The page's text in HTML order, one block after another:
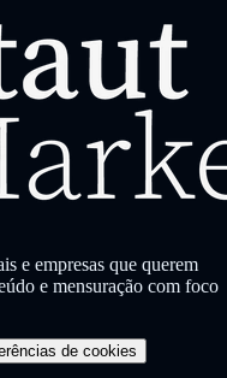
e empresas que querem
e mensuração com foco
de cookies